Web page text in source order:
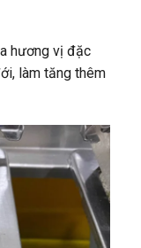
hương vị đặc
làm tăng thêm